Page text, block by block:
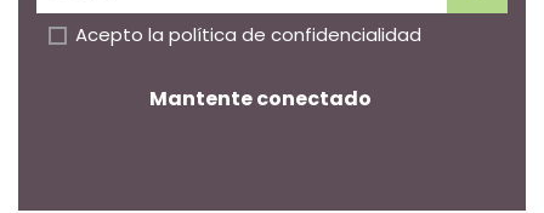
Acepto la política de confidencialidad
Mantente conectado